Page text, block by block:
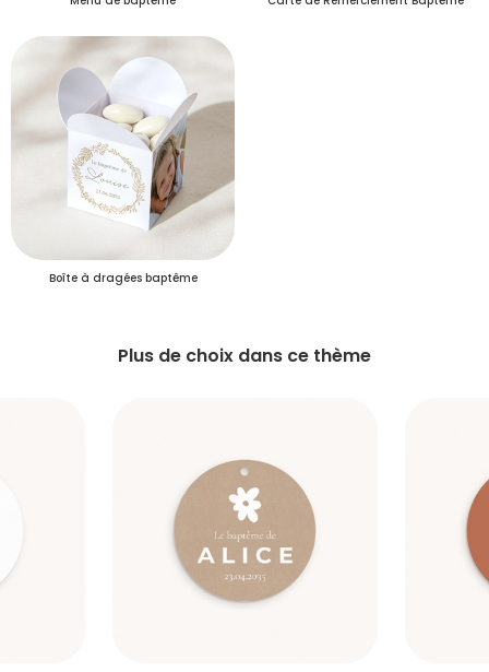
S'inscrire
Boîte à dragées baptême
Plus de choix dans ce thème